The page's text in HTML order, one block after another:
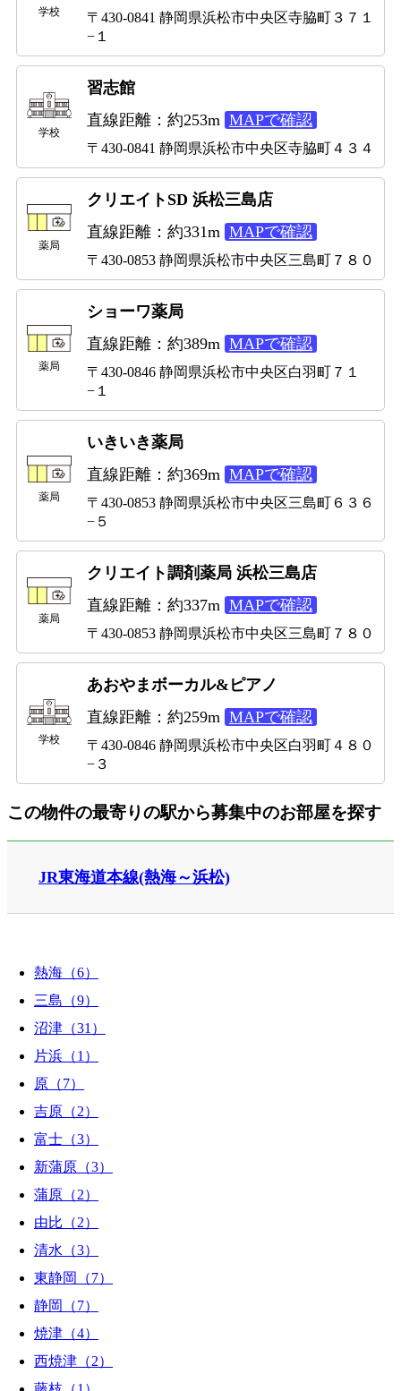
学校
〒430-0841 静岡県浜松市中央区寺脇町３７１
−１
学校
習志館
直線距離：約253m MAPで確認
〒430-0841 静岡県浜松市中央区寺脇町４３４
薬局
クリエイトSD 浜松三島店
直線距離：約331m MAPで確認
〒430-0853 静岡県浜松市中央区三島町７８０
薬局
ショーワ薬局
直線距離：約389m MAPで確認
〒430-0846 静岡県浜松市中央区白羽町７１
−１
薬局
いきいき薬局
直線距離：約369m MAPで確認
〒430-0853 静岡県浜松市中央区三島町６３６
−５
薬局
クリエイト調剤薬局 浜松三島店
直線距離：約337m MAPで確認
〒430-0853 静岡県浜松市中央区三島町７８０
学校
あおやまボーカル&ピアノ
直線距離：約259m MAPで確認
〒430-0846 静岡県浜松市中央区白羽町４８０
−３
この物件の最寄りの駅から募集中のお部屋を探す
JR東海道本線(熱海～浜松)
熱海（6）
三島（9）
沼津（31）
片浜（1）
原（7）
吉原（2）
富士（3）
新蒲原（3）
蒲原（2）
由比（2）
清水（3）
東静岡（7）
静岡（7）
焼津（4）
西焼津（2）